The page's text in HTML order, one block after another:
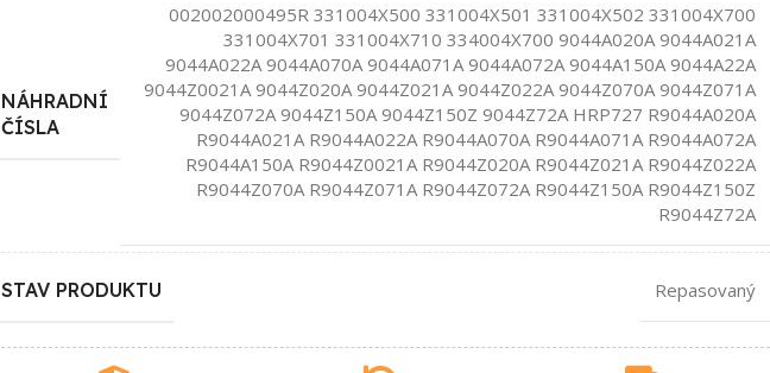
NÁHRADNÍ
ČÍSLA
002002000495R 331004X500 331004X501 331004X502 331004X700
331004X701 331004X710 334004X700 9044A020A 9044A021A
9044A022A 9044A070A 9044A071A 9044A072A 9044A150A 9044A22A
9044Z0021A 9044Z020A 9044Z021A 9044Z022A 9044Z070A 9044Z071A
9044Z072A 9044Z150A 9044Z150Z 9044Z72A HRP727 R9044A020A
R9044A021A R9044A022A R9044A070A R9044A071A R9044A072A
R9044A150A R9044Z0021A R9044Z020A R9044Z021A R9044Z022A
R9044Z070A R9044Z071A R9044Z072A R9044Z150A R9044Z150Z
R9044Z72A
STAV PRODUKTU Repasovaný